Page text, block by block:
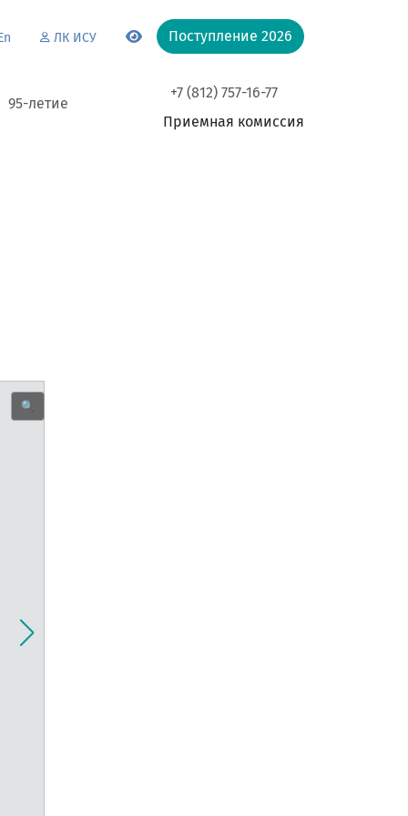
ЛК ИСУ Поступление 2026
95-летие
+7 (812) 757-16-77
Приемная комиссия
🔍